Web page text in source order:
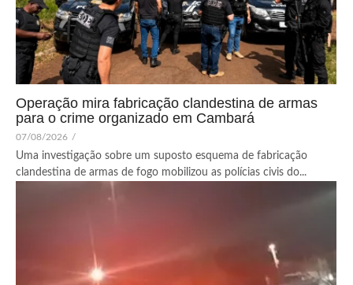
Operação mira fabricação clandestina de armas
para o crime organizado em Cambará
07/08/2026 /
Uma investigação sobre um suposto esquema de fabricação
clandestina de armas de fogo mobilizou as polícias civis do...